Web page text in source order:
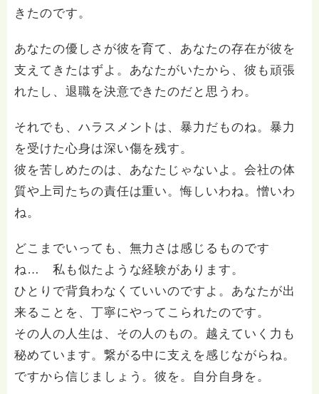
きたのです。
あなたの優しさが彼を育て、あなたの存在が彼を
支えてきたはずよ。あなたがいたから、彼も頑張
れたし、退職を決意できたのだと思うわ。
それでも、ハラスメントは、暴力だものね。暴力
を受けた心身は深い傷を残す。
彼を苦しめたのは、あなたじゃないよ。会社の体
質や上司たちの責任は重い。悔しいわね。憎いわ
ね。
どこまでいっても、無力さは感じるものです
ね… 私も似たような経験があります。
ひとりで背負わなくていいのですよ。あなたが出
来ることを、丁寧にやってこられたのです。
その人の人生は、その人のもの。越えていく力も
秘めています。繋がる中に支えを感じながらね。
ですから信じましょう。彼を。自分自身を。